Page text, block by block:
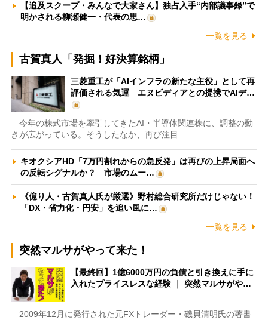
【追及スクープ・みんなで大家さん】独占入手“内部議事録”で
明かされる柳瀬健一・代表の思…
一覧を見る
古賀真人「発掘！好決算銘柄」
三菱重工が「AIインフラの新たな主役」として再
評価される気運 エヌビディアとの提携でAIデ…
今年の株式市場を牽引してきたAI・半導体関連株に、調整の動
きが広がっている。そうしたなか、再び注目…
キオクシアHD「7万円割れからの急反発」は再びの上昇局面へ
の反転シグナルか？ 市場のムー…
《億り人・古賀真人氏が厳選》野村総合研究所だけじゃない！
「DX・省力化・円安」を追い風に…
一覧を見る
突然マルサがやって来た！
【最終回】1億6000万円の負債と引き換えに手に
入れたプライスレスな経験 ｜ 突然マルサがや…
2009年12月に発行された元FXトレーダー・磯貝清明氏の著書